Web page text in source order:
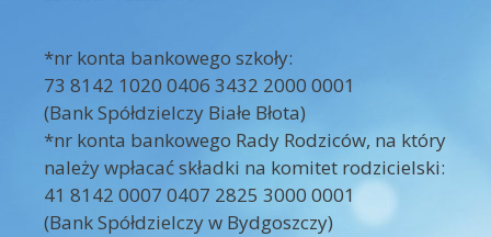
*nr konta bankowego szkoły:
73 8142 1020 0406 3432 2000 0001
(Bank Spółdzielczy Białe Błota)
*nr konta bankowego Rady Rodziców, na który
należy wpłacać składki na komitet rodzicielski:
41 8142 0007 0407 2825 3000 0001
(Bank Spółdzielczy w Bydgoszczy)